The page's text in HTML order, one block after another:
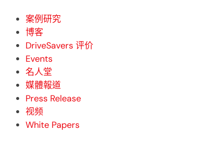
案例研究
博客
DriveSavers 评价
Events
名人堂
媒體報道
Press Release
视频
White Papers